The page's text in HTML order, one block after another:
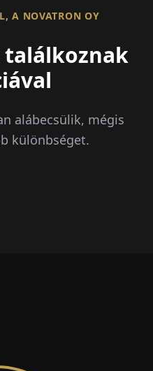
A NOVATRON OY
találkoznak
alábecsülik, mégis
különbséget.